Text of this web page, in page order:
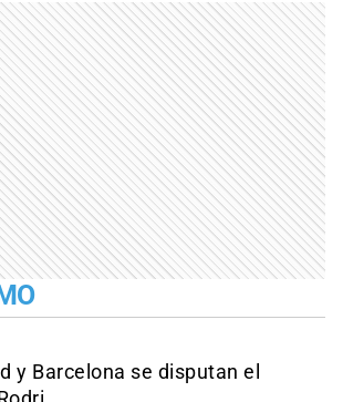
y Barcelona se disputan el